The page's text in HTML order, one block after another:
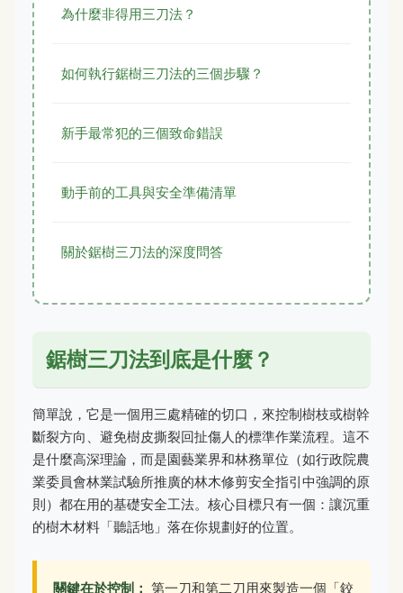
為什麼非得用三刀法？
如何執行鋸樹三刀法的三個步驟？
新手最常犯的三個致命錯誤
動手前的工具與安全準備清單
關於鋸樹三刀法的深度問答
鋸樹三刀法到底是什麼？
簡單說，它是一個用三處精確的切口，來控制樹枝或樹幹
斷裂方向、避免樹皮撕裂回扯傷人的標準作業流程。這不
是什麼高深理論，而是園藝業界和林務單位（如行政院農
業委員會林業試驗所推廣的林木修剪安全指引中強調的原
則）都在用的基礎安全工法。核心目標只有一個：讓沉重
的樹木材料「聽話地」落在你規劃好的位置。
關鍵在於控制： 第一刀和第二刀用來製造一個「鉸